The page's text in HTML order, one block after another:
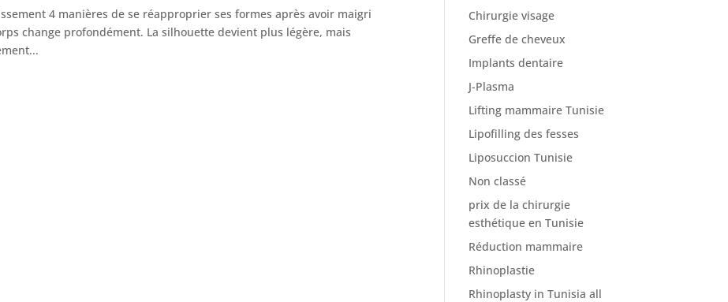
4 manières de se réapproprier ses formes après avoir maigri
change profondément. La silhouette devient plus légère, mais
Chirurgie visage
Greffe de cheveux
Implants dentaire
J-Plasma
Lifting mammaire Tunisie
Lipofilling des fesses
Liposuccion Tunisie
Non classé
prix de la chirurgie
esthétique en Tunisie
Réduction mammaire
Rhinoplastie
Rhinoplasty in Tunisia all